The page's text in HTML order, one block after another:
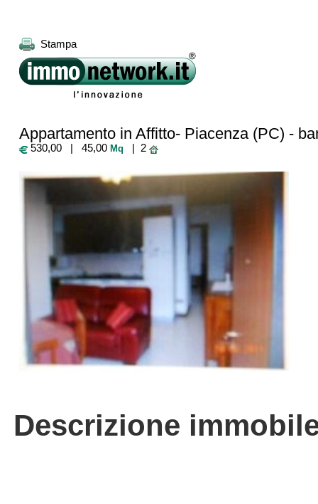
Stampa
Appartamento in Affitto- Piacenza (PC) -
530,00 | 45,00 Mq | 2
Descrizione